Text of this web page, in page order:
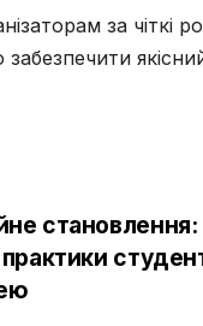
за чіткі
становлення: